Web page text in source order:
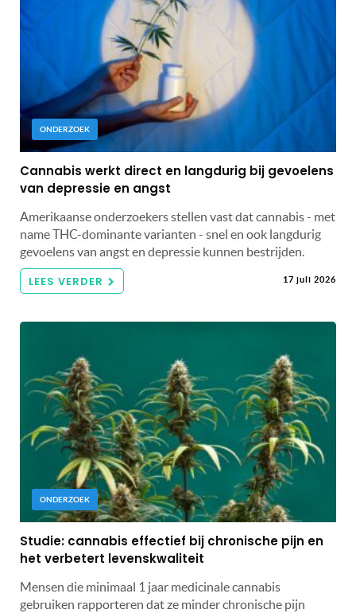
ONDERZOEK
Cannabis werkt direct en langdurig bij gevoelens
van depressie en angst
Amerikaanse onderzoekers stellen vast dat cannabis - met
name THC-dominante varianten - snel en ook langdurig
gevoelens van angst en depressie kunnen bestrijden.
LEES VERDER 17 juli 2026
ONDERZOEK
Studie: cannabis effectief bij chronische pijn en
het verbetert levenskwaliteit
Mensen die minimaal 1 jaar medicinale cannabis
gebruiken rapporteren dat ze minder chronische pijn